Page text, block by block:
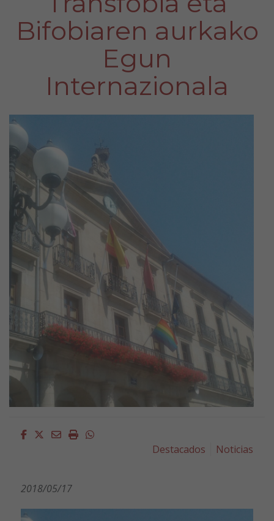
Bifobiaren aurkako
Egun
Internazionala
Facebook
Twitter
EmailImprimirWhatsapp
Destacados
Noticias
2018/05/17